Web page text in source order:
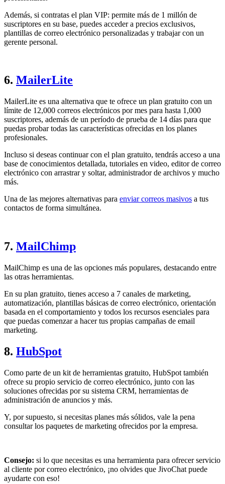
Además, si contratas el plan VIP: permite más de 1 millón de
suscriptores en su base, puedes acceder a precios exclusivos,
plantillas de correo electrónico personalizadas y trabajar con un
gerente personal.
6. MailerLite
MailerLite es una alternativa que te ofrece un plan gratuito con un
límite de 12,000 correos electrónicos por mes para hasta 1,000
suscriptores, además de un período de prueba de 14 días para que
puedas probar todas las características ofrecidas en los planes
profesionales.
Incluso si deseas continuar con el plan gratuito, tendrás acceso a una
base de conocimientos detallada, tutoriales en video, editor de correo
electrónico con arrastrar y soltar, administrador de archivos y mucho
más.
Una de las mejores alternativas para enviar correos masivos a tus
contactos de forma simultánea.
7. MailChimp
MailChimp es una de las opciones más populares, destacando entre
las otras herramientas.
En su plan gratuito, tienes acceso a 7 canales de marketing,
automatización, plantillas básicas de correo electrónico, orientación
basada en el comportamiento y todos los recursos esenciales para
que puedas comenzar a hacer tus propias campañas de email
marketing.
8. HubSpot
Como parte de un kit de herramientas gratuito, HubSpot también
ofrece su propio servicio de correo electrónico, junto con las
soluciones ofrecidas por su sistema CRM, herramientas de
administración de anuncios y más.
Y, por supuesto, si necesitas planes más sólidos, vale la pena
consultar los paquetes de marketing ofrecidos por la empresa.
Consejo: si lo que necesitas es una herramienta para ofrecer servicio
al cliente por correo electrónico, ¡no olvides que JivoChat puede
ayudarte con eso!